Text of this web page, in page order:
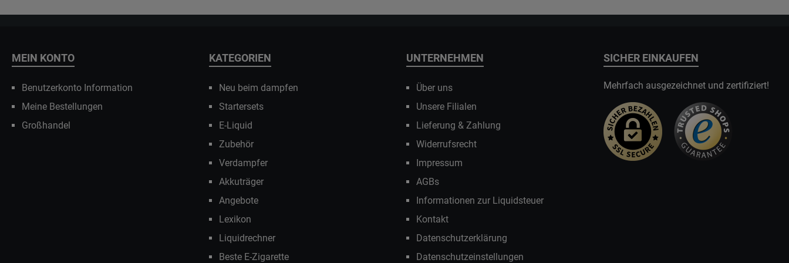
MEIN KONTO
Benutzerkonto Information
Meine Bestellungen
Großhandel
KATEGORIEN
Neu beim dampfen
Startersets
E-Liquid
Zubehör
Verdampfer
Akkuträger
Angebote
Lexikon
Liquidrechner
Beste E-Zigarette
UNTERNEHMEN
Über uns
Unsere Filialen
Lieferung & Zahlung
Widerrufsrecht
Impressum
AGBs
Informationen zur Liquidsteuer
Kontakt
Datenschutzerklärung
Datenschutzeinstellungen
SICHER EINKAUFEN
Mehrfach ausgezeichnet und zertifiziert!